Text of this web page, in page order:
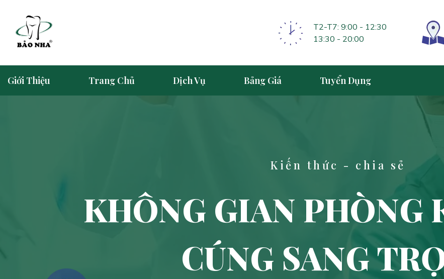
T2-T7: 9:00 - 12:30
13:30 - 20:00
Giới Thiệu Trang Chủ Dịch Vụ Bảng Giá Tuyển Dụng
Kiến thức - chia sẻ
KHÔNG GIAN PHÒNG
CÚNG SANG